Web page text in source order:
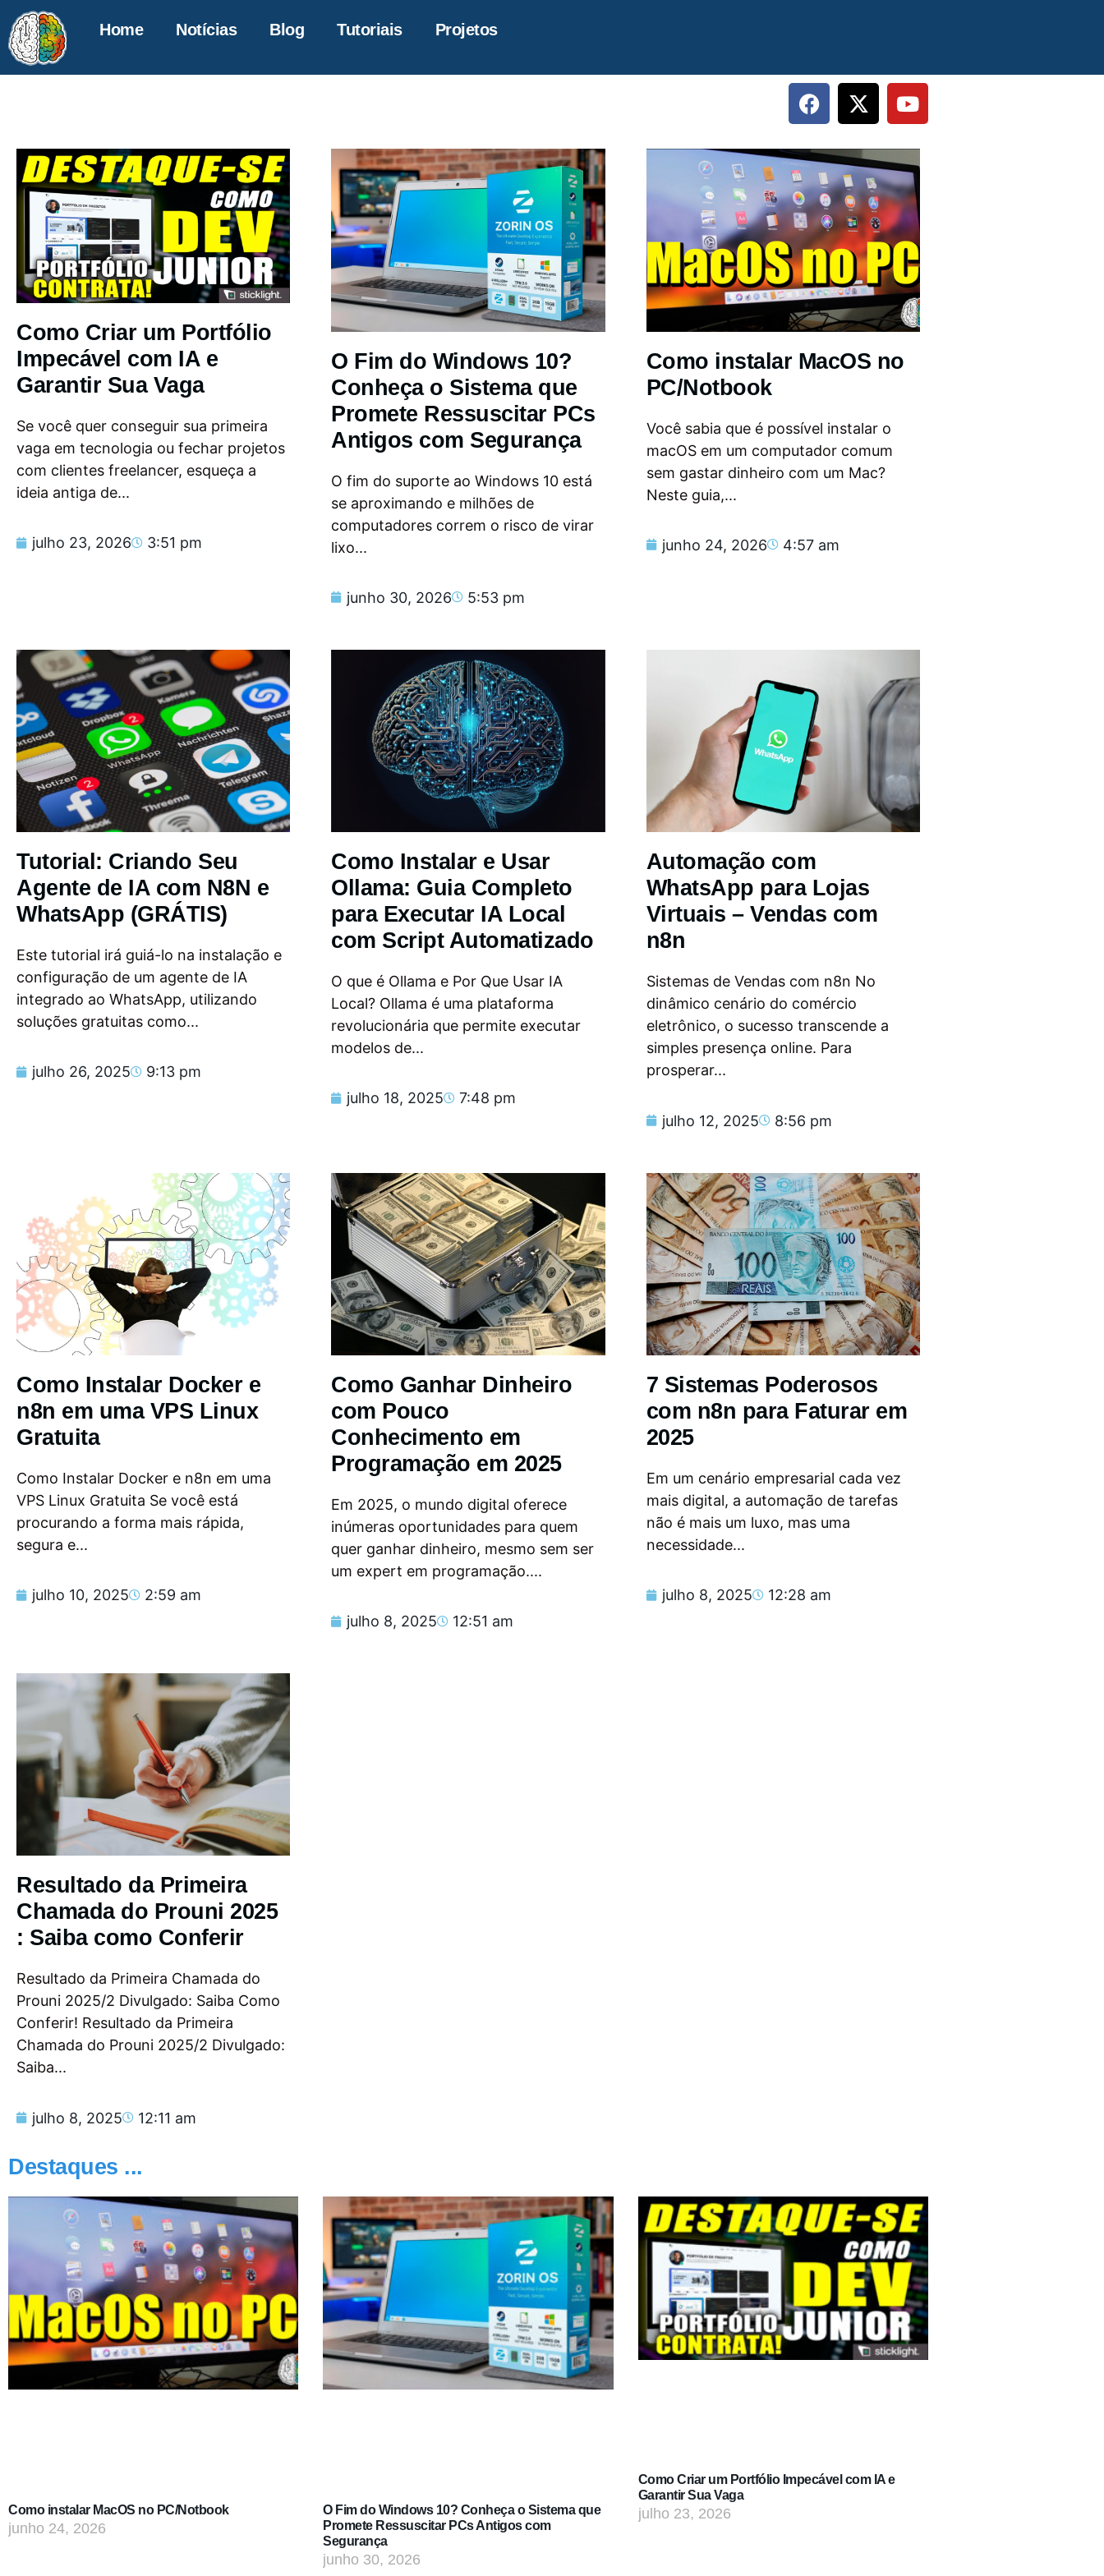
Home Notícias Blog Tutoriais Projetos
Como Criar um Portfólio
Impecável com IA e
Garantir Sua Vaga
Se você quer conseguir sua primeira
vaga em tecnologia ou fechar projetos
com clientes freelancer, esqueça a
ideia antiga de...
julho 23, 2026 3:51 pm
O Fim do Windows 10?
Conheça o Sistema que
Promete Ressuscitar PCs
Antigos com Segurança
O fim do suporte ao Windows 10 está
se aproximando e milhões de
computadores correm o risco de virar
lixo...
junho 30, 2026 5:53 pm
Como instalar MacOS no
PC/Notbook
Você sabia que é possível instalar o
macOS em um computador comum
sem gastar dinheiro com um Mac?
Neste guia,...
junho 24, 2026 4:57 am
Tutorial: Criando Seu
Agente de IA com N8N e
WhatsApp (GRÁTIS)
Este tutorial irá guiá-lo na instalação e
configuração de um agente de IA
integrado ao WhatsApp, utilizando
soluções gratuitas como...
julho 26, 2025 9:13 pm
Como Instalar e Usar
Ollama: Guia Completo
para Executar IA Local
com Script Automatizado
O que é Ollama e Por Que Usar IA
Local? Ollama é uma plataforma
revolucionária que permite executar
modelos de...
julho 18, 2025 7:48 pm
Automação com
WhatsApp para Lojas
Virtuais – Vendas com
n8n
Sistemas de Vendas com n8n No
dinâmico cenário do comércio
eletrônico, o sucesso transcende a
simples presença online. Para
prosperar...
julho 12, 2025 8:56 pm
Como Instalar Docker e
n8n em uma VPS Linux
Gratuita
Como Instalar Docker e n8n em uma
VPS Linux Gratuita Se você está
procurando a forma mais rápida,
segura e...
julho 10, 2025 2:59 am
Como Ganhar Dinheiro
com Pouco
Conhecimento em
Programação em 2025
Em 2025, o mundo digital oferece
inúmeras oportunidades para quem
quer ganhar dinheiro, mesmo sem ser
um expert em programação....
julho 8, 2025 12:51 am
7 Sistemas Poderosos
com n8n para Faturar em
2025
Em um cenário empresarial cada vez
mais digital, a automação de tarefas
não é mais um luxo, mas uma
necessidade...
julho 8, 2025 12:28 am
Resultado da Primeira
Chamada do Prouni 2025
: Saiba como Conferir
Resultado da Primeira Chamada do
Prouni 2025/2 Divulgado: Saiba Como
Conferir! Resultado da Primeira
Chamada do Prouni 2025/2 Divulgado:
Saiba...
julho 8, 2025 12:11 am
Destaques ...
Como instalar MacOS no PC/Notbook
junho 24, 2026
O Fim do Windows 10? Conheça o Sistema que
Promete Ressuscitar PCs Antigos com
Segurança
junho 30, 2026
Como Criar um Portfólio Impecável com IA e
Garantir Sua Vaga
julho 23, 2026